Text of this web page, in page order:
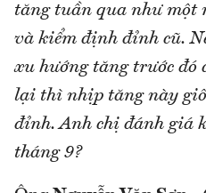
tăng tuần qua như một
và kiểm định đỉnh cũ.
xu hướng tăng trước đó
lại thì nhịp tăng này
đỉnh. Anh chị đánh giá
tháng 9?